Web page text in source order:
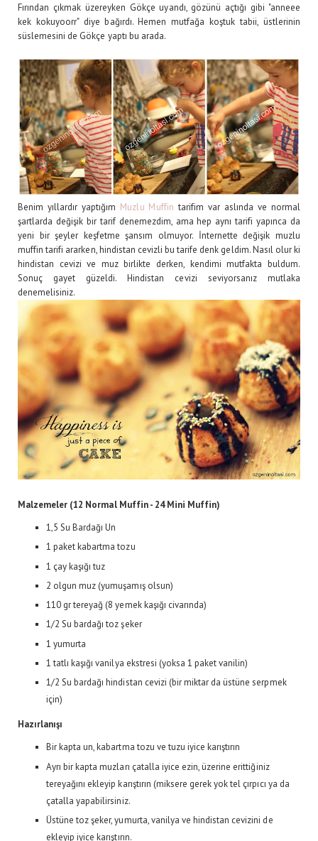
Fırından çıkmak üzereyken Gökçe uyandı, gözünü açtığı gibi "anneee
kek kokuyoorr" diye bağırdı. Hemen mutfağa koştuk tabii, üstlerinin
süslemesini de Gökçe yaptı bu arada.
Benim yıllardır yaptığım Muzlu Muffin tarifim var aslında ve normal
şartlarda değişik bir tarif denemezdim, ama hep aynı tarifi yapınca da
yeni bir şeyler keşfetme şansım olmuyor. İnternette değişik muzlu
muffin tarifi ararken, hindistan cevizli bu tarife denk geldim. Nasıl olur ki
hindistan cevizi ve muz birlikte derken, kendimi mutfakta buldum.
Sonuç gayet güzeldi. Hindistan cevizi seviyorsanız mutlaka
denemelisiniz.
Malzemeler (12 Normal Muffin - 24 Mini Muffin)
1,5 Su Bardağı Un
1 paket kabartma tozu
1 çay kaşığı tuz
2 olgun muz (yumuşamış olsun)
110 gr tereyağ (8 yemek kaşığı civarında)
1/2 Su bardağı toz şeker
1 yumurta
1 tatlı kaşığı vanilya ekstresi (yoksa 1 paket vanilin)
1/2 Su bardağı hindistan cevizi (bir miktar da üstüne serpmek
için)
Hazırlanışı
Bir kapta un, kabartma tozu ve tuzu iyice karıştırın
Ayrı bir kapta muzları çatalla iyice ezin, üzerine erittiğiniz
tereyağını ekleyip karıştırın (miksere gerek yok tel çırpıcı ya da
çatalla yapabilirsiniz.
Üstüne toz şeker, yumurta, vanilya ve hindistan cevizini de
ekleyip iyice karıştırın.